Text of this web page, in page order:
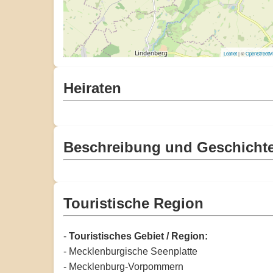
Leaflet| ©
Heiraten
Beschreibung und
Touristische Region
- Touristisches Gebiet / Region:
- Mecklenburgische Seenplatte
- Mecklenburg-Vorpommern